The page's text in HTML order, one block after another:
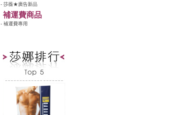
- 莎薇★廣告新品
補運費商品
- 補運費專用